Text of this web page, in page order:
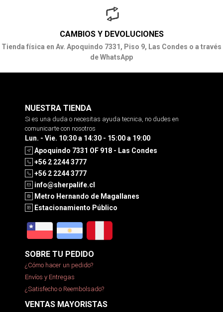
CAMBIOS Y DEVOLUCIONES
Tienda física en Av. Apoquindo 7331, Piso 9, Las Condes o a través
de WhatsApp
NUESTRA TIENDA
Si es una duda o necesitas ayuda tecnica, no dudes en
comunicarte con nosotros
Lun. - Vie. 10:30 a 14:30 - 15:00 a 19:00
Apoquindo 7331 OF 918 - Las Condes
+56 2 2244 3777
+56 2 2244 3777
info@sherpalife.cl
Metro Hernando de Magallanes
Estacionamiento Público
SOBRE TU PEDIDO
¿Cómo hacer un pedido?
Envíos y Entregas
¿Satisfecho o Reembolsado?
VENTAS MAYORISTAS